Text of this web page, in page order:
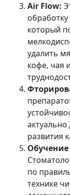
Air Flow:
который
удалить
кофе, чая
развития
Обучение
по
технике